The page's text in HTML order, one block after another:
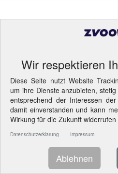
Wir respektieren
Diese Seite nutzt Website
um ihre Dienste anzubieten,
entsprechend der Interessen
damit einverstanden und kann
Wirkung für die Zukunft
Datenschutzerklärung Impressum
Ablehnen